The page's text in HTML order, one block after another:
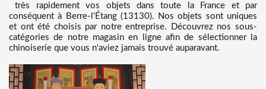
très rapidement vos objets dans toute la France et par
conséquent à Berre-l'Étang (13130). Nos objets sont uniques
et ont été choisis par notre entreprise. Découvrez nos sous-
catégories de notre magasin en ligne afin de sélectionner la
chinoiserie que vous n'aviez jamais trouvé auparavant.